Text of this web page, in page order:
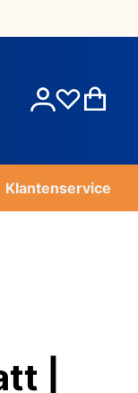
Account
Klantenservice
|